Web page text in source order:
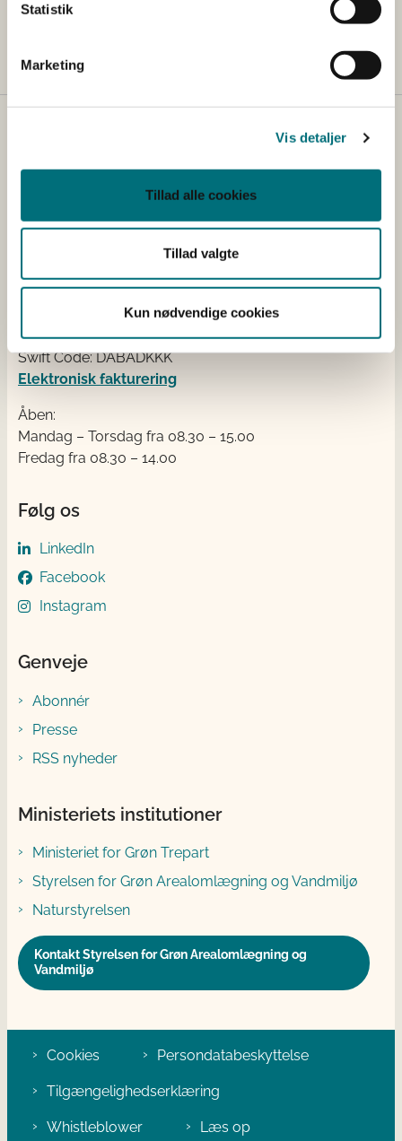
Statistik
Marketing
Vis detaljer
Tillad alle cookies
Tillad valgte
Kun nødvendige cookies
Mail:okologi@sgav.dk
Styrelsen for Grøn Arealomlægning og Vandmiljø
Tlf.: +45 33 95 80 00
EAN: 5798000893016
IBAN nr.: DK3302164069167470
Swift Code: DABADKKK
Elektronisk fakturering
Åben:
Mandag – Torsdag fra 08.30 – 15.00
Fredag fra 08.30 – 14.00
Følg os
LinkedIn
Facebook
Instagram
Genveje
Abonnér
Presse
RSS nyheder
Ministeriets institutioner
Ministeriet for Grøn Trepart
Styrelsen for Grøn Arealomlægning og Vandmiljø
Naturstyrelsen
Kontakt Styrelsen for Grøn Arealomlægning og
Vandmiljø
Cookies Persondatabeskyttelse
Tilgængelighedserklæring
Whistleblower Læs op